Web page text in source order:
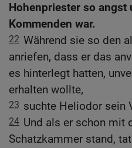
Hohenpriester so angst
Kommenden war.
22 Während sie so den
anriefen, dass er das
es hinterlegt hatten,
erhalten wollte,
23 suchte Heliodor sein
24 Und als er schon mit
Schatzkammer stand,